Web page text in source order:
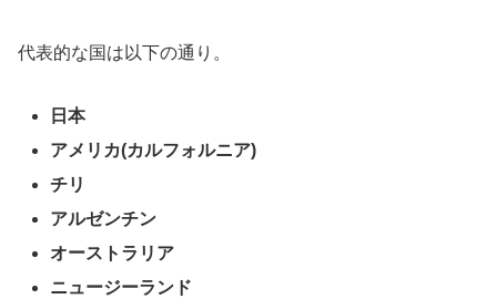
代表的な国は以下の通り。
日本
アメリカ(カルフォルニア)
チリ
アルゼンチン
オーストラリア
ニュージーランド